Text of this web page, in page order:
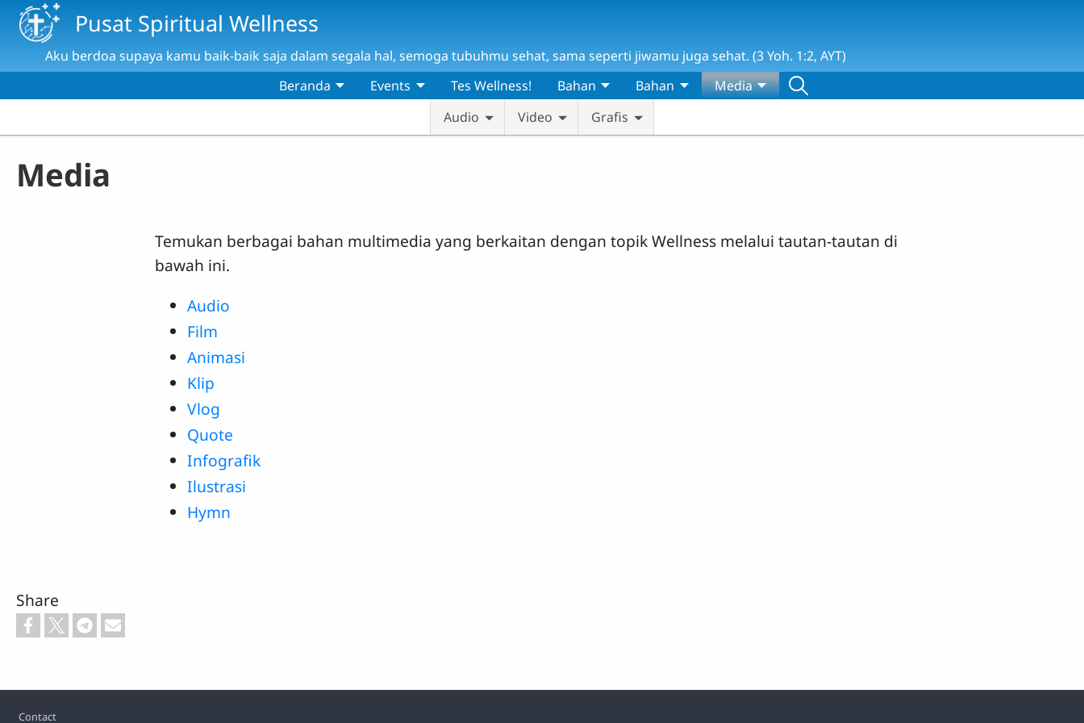
Skip to main contentPusat Spiritual Wellness
Aku berdoa supaya kamu baik-baik saja dalam segala hal, semoga tubuhmu sehat, sama seperti jiwamu juga sehat. (3 Yoh. 1:2, AYT)
Beranda
Events Tes Wellness! Bahan Bahan
Media
Audio
Video Grafis
Media
Temukan berbagai bahan multimedia yang berkaitan dengan topik Wellness melalui tautan-tautan di
bawah ini.
Audio
Film
Animasi
Klip
Vlog
Quote
Infografik
Ilustrasi
Hymn
Share
Footer
Contact